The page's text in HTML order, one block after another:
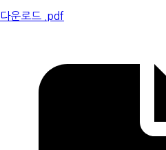
다운로드 .pdf